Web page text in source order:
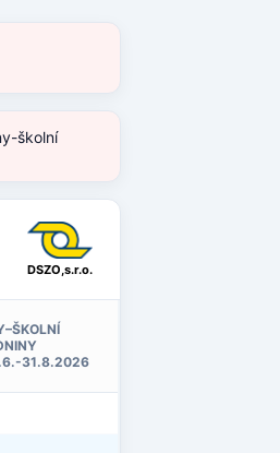
školní
DSZO,s.r.o.
31.8.2026